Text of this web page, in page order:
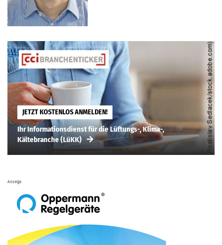
JETZT KOSTENLOS ANMELDEN!
Ihr Informationsdienst für die Lüftungs-, Klima-,
Kältebranche (LüKK)
Anzeige